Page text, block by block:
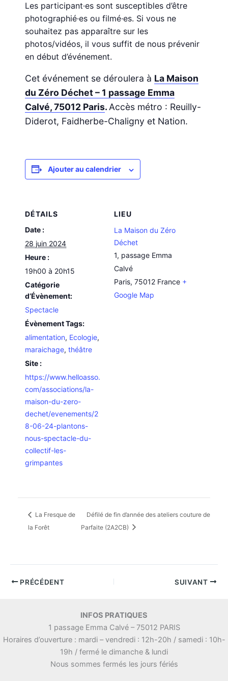
Les participant·es sont susceptibles d’être
photographié·es ou filmé·es. Si vous ne
souhaitez pas apparaître sur les
photos/vidéos, il vous suffit de nous prévenir
en début d’événement.
Cet événement se déroulera à La Maison
du Zéro Déchet – 1 passage Emma
Calvé, 75012 Paris.Accès métro : Reuilly-
Diderot, Faidherbe-Chaligny et Nation.
Ajouter au calendrier
DÉTAILS
Date :
28 juin 2024
Heure :
19h00 à 20h15
Catégorie
d’Évènement:
Spectacle
Évènement Tags:
alimentation, Ecologie,
maraichage,théâtre
Site :
https://www.helloasso.
com/associations/la-
maison-du-zero-
dechet/evenements/2
8-06-24-plantons-
nous-spectacle-du-
collectif-les-
grimpantes
LIEU
La Maison du Zéro
Déchet
1, passage Emma
Calvé
Paris, 75012 France +
Google Map
La Fresque de
la Forêt
Défilé de fin d’année des ateliers couture de
Parfaite (2A2CB)
PRÉCÉDENT SUIVANT
INFOS PRATIQUES
1 passage Emma Calvé – 75012 PARIS
Horaires d’ouverture : mardi – vendredi : 12h-20h / samedi : 10h-
19h / fermé le dimanche & lundi
Nous sommes fermés les jours fériés